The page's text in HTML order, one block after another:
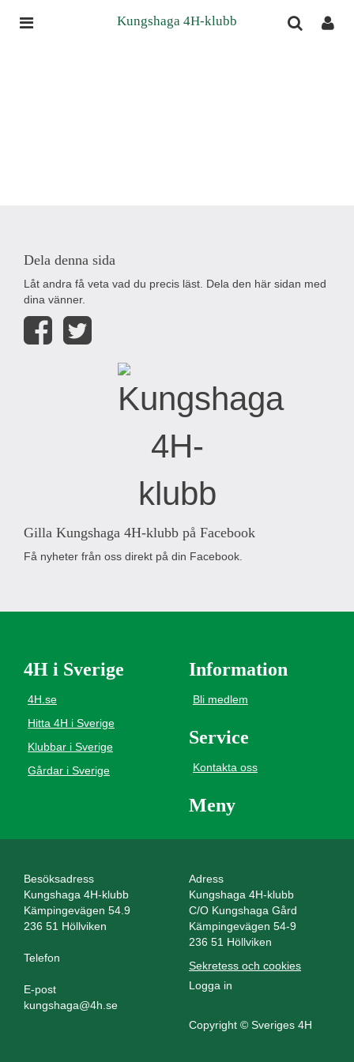
Kungshaga 4H-klubb
Dela denna sida
Låt andra få veta vad du precis läst. Dela den här sidan med
dina vänner.
Gilla Kungshaga 4H-klubb på Facebook
Få nyheter från oss direkt på din Facebook.
4H i Sverige
4H.se
Hitta 4H i Sverige
Klubbar i Sverige
Gårdar i Sverige
Information
Bli medlem
Service
Kontakta oss
Meny
Besöksadress
Kungshaga 4H-klubb
Kämpingevägen 54.9
236 51 Höllviken
Adress
Kungshaga 4H-klubb
C/O Kungshaga Gård
Kämpingevägen 54-9
236 51 Höllviken
Telefon
E-post
kungshaga@4h.se
Sekretess och cookies
Logga in
Copyright © Sveriges 4H